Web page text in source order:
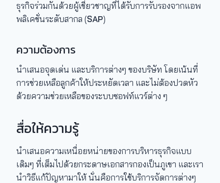
ธุรกิจร่วมกันด้วยผู้เชี่ยวชาญที่ได้รับการรับรองจากแอพ
พลิเคชั่นระดับสากล (SAP)
ความต้องการ
นำเสนอจุดเด่น และบริการต่างๆ ของบริษัท โดยเน้นที่
การช่วยเหลือลูกค้าให้ประหยัดเวลา และไม่ต้องปวดหัว
ด้วยความช่วยเหลือของระบบซอฟท์แวร์ต่าง ๆ
สื่อให้ความรู้
นำเสนอความเหนื่อยหน่ายของการบริหารธุรกิจแบบ
เดิมๆ ที่เต็มไปด้วยกระดาษเอกสารกองเป็นภูเขา และเรา
นำวิธีแก้ปัญหามาให้ นั่นคือการใช้บริการจัดการต่างๆ